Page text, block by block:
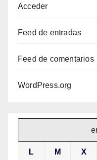
Acceder
Feed de entradas
Feed de comentarios
WordPress.org
L M X